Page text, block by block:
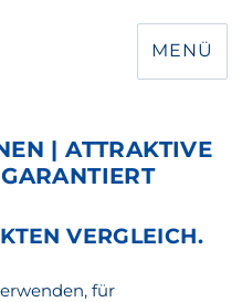
MENÜ
| ATTRAKTIVE
VERGLEICH.
für